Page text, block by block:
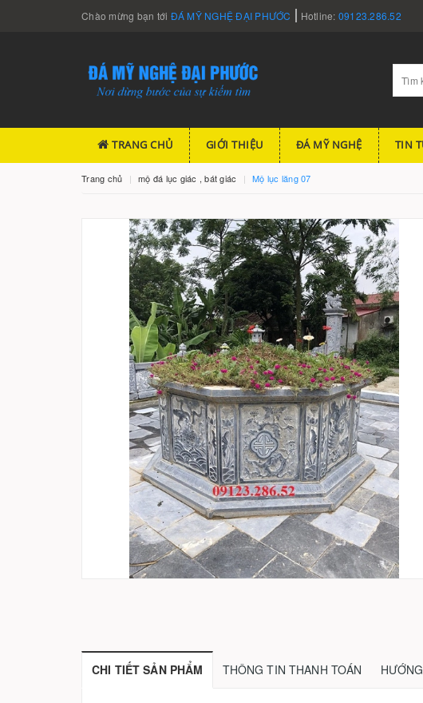
Chào mừng bạn tới ĐÁ MỸ NGHỆ ĐẠI PHƯỚC Hotline: 09123.286.52
TRANG CHỦ GIỚI THIỆU ĐÁ MỸ NGHỆ TIN
Trang chủ mộ đá lục giác , bát giác Mộ lục lăng 07
CHI TIẾT SẢN PHẨM THÔNG TIN THANH TOÁN